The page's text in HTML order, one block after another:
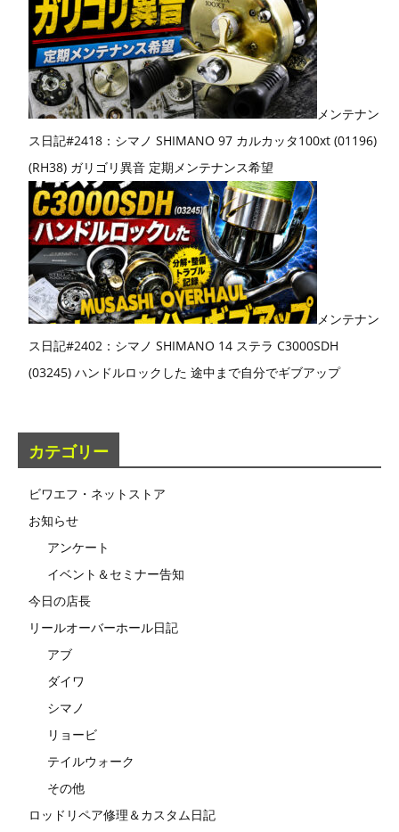
メンテナン
ス日記#2418：シマノ SHIMANO 97 カルカッタ100xt (01196)
(RH38) ガリゴリ異音 定期メンテナンス希望
メンテナン
ス日記#2402：シマノ SHIMANO 14 ステラ C3000SDH
(03245) ハンドルロックした 途中まで自分でギブアップ
カテゴリー
ビワエフ・ネットストア
お知らせ
アンケート
イベント＆セミナー告知
今日の店長
リールオーバーホール日記
アブ
ダイワ
シマノ
リョービ
テイルウォーク
その他
ロッドリペア修理＆カスタム日記